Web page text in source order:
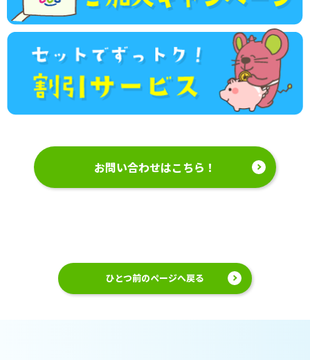
お問い合わせはこちら！
ひとつ前のページへ戻る